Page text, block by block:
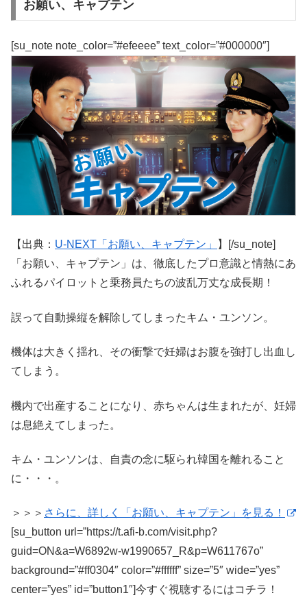
お願い、キャプテン
[su_note note_color=”#efeeee” text_color=”#000000″]
【出典： U-NEXT「お願い、キャプテン」
】[/su_note]
「お願い、キャプテン」は、徹底したプロ意識と情熱にあ
ふれるパイロットと乗務員たちの波乱万丈な成長期！
誤って自動操縦を解除してしまったキム・ユンソン。
機体は大きく揺れ、その衝撃で妊婦はお腹を強打し出血し
てしまう。
機内で出産することになり、赤ちゃんは生まれたが、妊婦
は息絶えてしまった。
キム・ユンソンは、自責の念に駆られ韓国を離れること
に・・・。
＞＞＞ さらに、詳しく「お願い、キャプテン」を見る！
[su_button url=”https://t.afi-b.com/visit.php?
guid=ON&a=W6892w-w1990657_R&p=W611767o”
background=”#ff0304″ color=”#ffffff” size=”5″ wide=”yes”
center=”yes” id=”button1″]今すぐ視聴するにはコチラ！